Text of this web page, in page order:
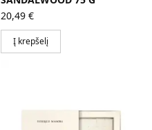
20,49 €
Į krepšelį